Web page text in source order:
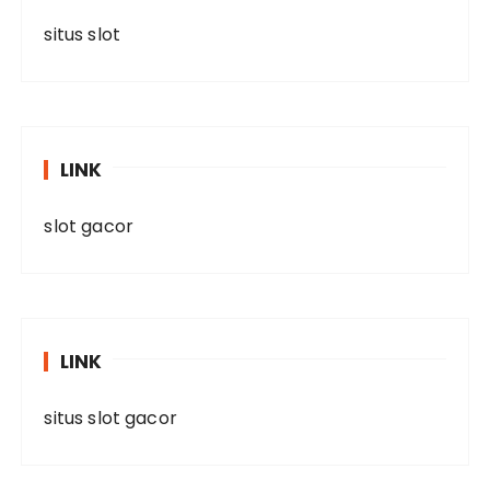
situs slot
LINK
slot gacor
LINK
situs slot gacor